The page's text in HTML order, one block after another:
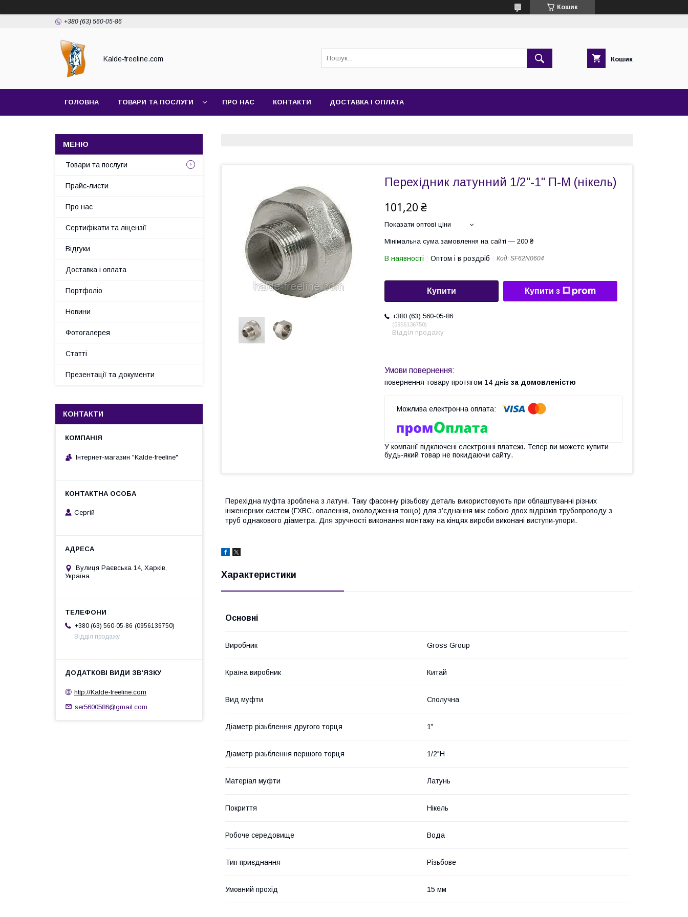
Кошик
+380 (63) 560-05-86
Kalde-freeline.com Кошик
ГОЛОВНА ТОВАРИ ТА ПОСЛУГИ ПРО НАС КОНТАКТИ ДОСТАВКА І ОПЛАТА
Перехідник латунний 1/2"-1" П-М (нікель)
101,20 ₴
Показати оптові ціни
Мінімальна сума замовлення на сайті — 200 ₴
В наявності Оптом і в роздріб Код: SF62N0604
Купити Купити з
+380 (63) 560-05-86
0956136750
Відділ продажу
повернення товару протягом 14 днів за домовленістю
У компанії підключені електронні платежі. Тепер ви можете купити
будь-який товар не покидаючи сайту.
Перехідна муфта зроблена з латуні. Таку фасонну різьбову деталь використовують при облаштуванні різних
інженерних систем (ГХВС, опалення, охолодження тощо) для з’єднання між собою двох відрізків трубопроводу з
труб однакового діаметра. Для зручності виконання монтажу на кінцях вироби виконані виступи-упори.
Характеристики
Основні
Виробник Gross Group
Країна виробник Китай
Вид муфти Сполучна
Діаметр різьблення другого торця 1"
Діаметр різьблення першого торця 1/2"Н
Матеріал муфти Латунь
Покриття Нікель
Робоче середовище Вода
Тип приєднання Різьбове
Умовний прохід 15 мм
Товари та послуги
Прайс-листи
Про нас
Сертифікати та ліцензії
Відгуки
Доставка і оплата
Портфоліо
Новини
Фотогалерея
Статті
Презентації та документи
КОНТАКТИ
Інтернет-магазин "Kalde-freeline"
Сергій
Вулиця Раєвська 14, Харків,
Україна
+380 (63) 560-05-86
0956136750
Відділ продажу
http://Kalde-freeline.com
ser5600586@gmail.com